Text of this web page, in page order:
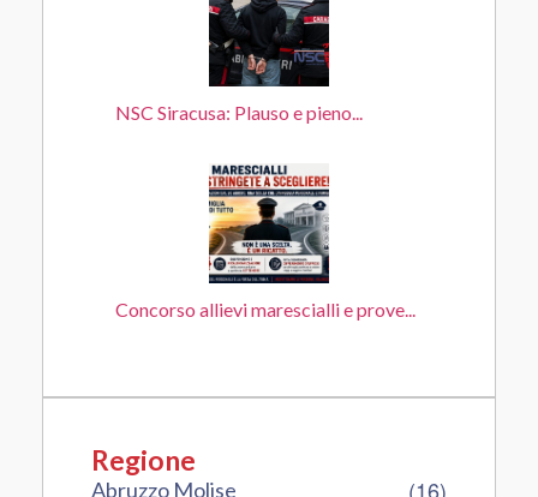
NSC Siracusa: Plauso e pieno...
Concorso allievi marescialli e prove...
Regione
Abruzzo Molise (16)